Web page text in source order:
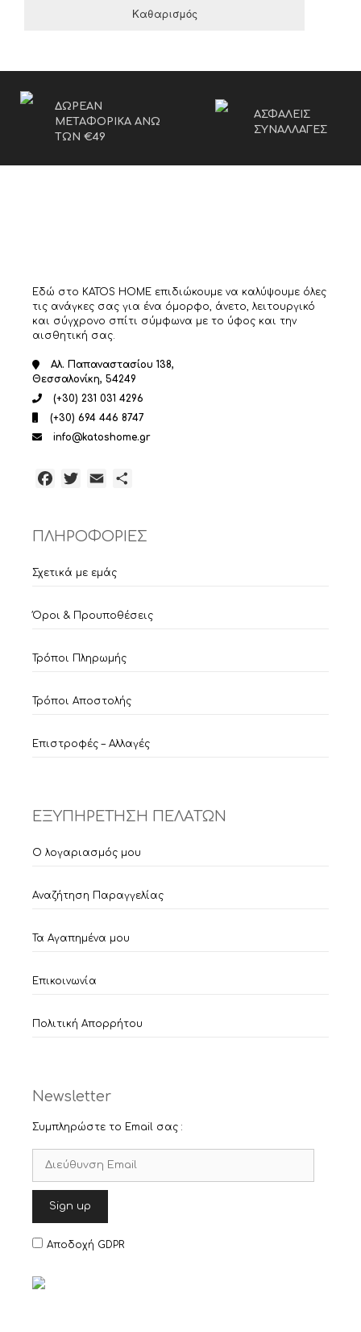
Καθαρισμός
ΔΩΡΕΑΝ
ΜΕΤΑΦΟΡΙΚΑ ΑΝΩ
ΤΩΝ €49
ΑΣΦΑΛΕΙΣ
ΣΥΝΑΛΛΑΓΕΣ
Εδώ στο KATOS HOME επιδιώκουμε να καλύψουμε όλες
τις ανάγκες σας για ένα όμορφο, άνετο, λειτουργικό
και σύγχρονο σπίτι σύμφωνα με το ύφος και την
αισθητική σας.
Αλ. Παπαναστασίου 138,
Θεσσαλονίκη, 54249
(+30) 231 031 4296
(+30) 694 446 8747
info@katoshome.gr
Facebook
TwitterEmail
ΠΛΗΡΟΦΟΡΙΕΣ
Σχετικά με εμάς
Όροι & Προυποθέσεις
Τρόποι Πληρωμής
Τρόποι Αποστολής
Επιστροφές – Αλλαγές
ΕΞΥΠΗΡΕΤΗΣΗ ΠΕΛΑΤΩΝ
Ο λογαριασμός μου
Αναζήτηση Παραγγελίας
Τα Αγαπημένα μου
Επικοινωνία
Πολιτική Απορρήτου
Newsletter
Συμπληρώστε το Email σας :
Αποδοχή GDPR